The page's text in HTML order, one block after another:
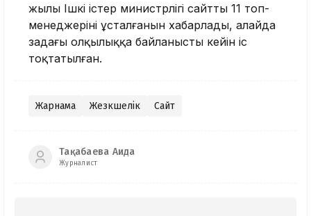
жылы Ішкі істер министрлігі сайттың 11 топ-
менеджерінің ұсталғанын хабарлады, алайда
заңдағы олқылыққа байланысты кейін іс
тоқтатылған.
Жарнама Жезөкшелік Сайт
Тақабаева Аида
Журналист